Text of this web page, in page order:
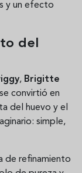
y un efecto
del
, Brigitte
convirtió en
del huevo y el
simple,
de refinamiento